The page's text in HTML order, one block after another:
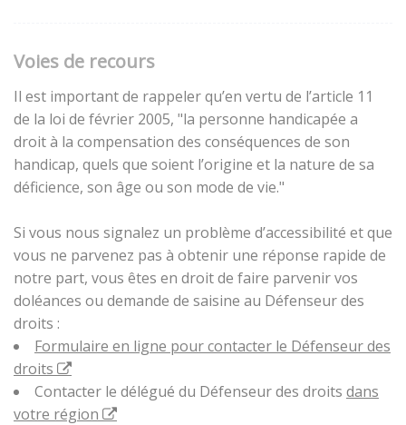
Voies de recours
Il est important de rappeler qu’en vertu de l’article 11
de la loi de février 2005, "la personne handicapée a
droit à la compensation des conséquences de son
handicap, quels que soient l’origine et la nature de sa
déficience, son âge ou son mode de vie."
Si vous nous signalez un problème d’accessibilité et que
vous ne parvenez pas à obtenir une réponse rapide de
notre part, vous êtes en droit de faire parvenir vos
doléances ou demande de saisine au Défenseur des
droits :
Formulaire en ligne pour contacter le Défenseur des
droits
Contacter le délégué du Défenseur des droits dans
votre région